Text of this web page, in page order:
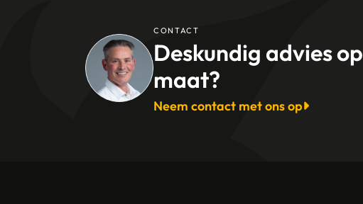
CONTACT
Deskundig advies op
maat?
Neem contact met ons op